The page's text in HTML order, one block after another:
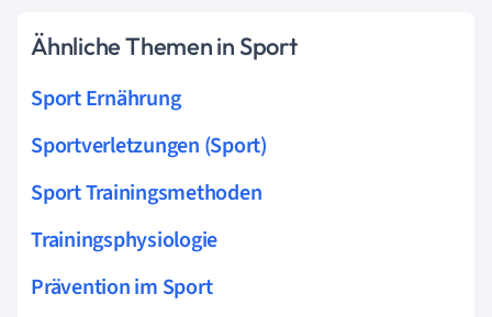
Ähnliche Themen in Sport
Sport Ernährung
Sportverletzungen (Sport)
Sport Trainingsmethoden
Trainingsphysiologie
Prävention im Sport